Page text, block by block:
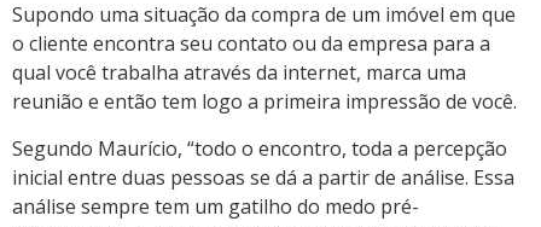
Supondo uma situação da compra de um imóvel em que
o cliente encontra seu contato ou da empresa para a
qual você trabalha através da internet, marca uma
reunião e então tem logo a primeira impressão de você.
Segundo Maurício, “todo o encontro, toda a percepção
inicial entre duas pessoas se dá a partir de análise. Essa
análise sempre tem um gatilho do medo pré-